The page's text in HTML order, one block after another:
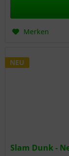
Merken
NEU
Slam Dunk -